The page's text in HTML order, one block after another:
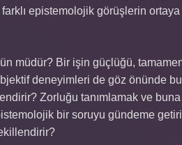
epistemolojik görüşlerin ortaya
müdür? Bir işin güçlüğü,
deneyimleri de göz önünde
Zorluğu tanımlamak ve
bir soruyu gündeme